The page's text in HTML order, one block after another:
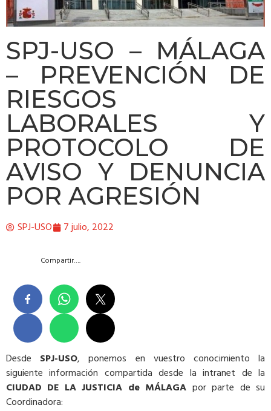
SPJ-USO – MÁLAGA
– PREVENCIÓN DE
RIESGOS
LABORALES Y
PROTOCOLO DE
AVISO Y DENUNCIA
POR AGRESIÓN
SPJ-USO 7 julio, 2022
Compartir….
Desde SPJ-USO, ponemos en vuestro conocimiento la
siguiente información compartida desde la intranet de la
CIUDAD DE LA JUSTICIA de MÁLAGA por parte de su
Coordinadora: